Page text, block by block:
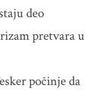
deo
pretvara u
počinje da